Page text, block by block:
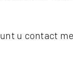
u contact